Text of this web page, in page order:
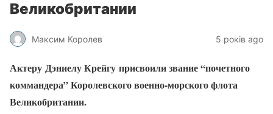
Великобритании
Максим Королев 5 років ago
Актеру Дэниелу Крейгу присвоили звание “почетного
коммандера” Королевского военно-морского флота
Великобритании.